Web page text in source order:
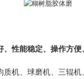
、性能稳定、 操作方便
机、球磨机、三辊